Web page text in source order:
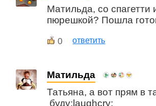
Матильда, со спагетти
пюрешкой? Пошла
0 ответить
Матильда
Татьяна, а вот прям в
буду:laughcry: